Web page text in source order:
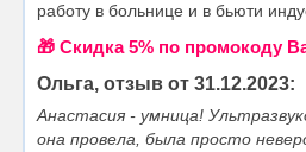
работу в больнице и в бьюти
🎁 Cкидка 5% по промокоду
Ольга, отзыв от 31.12.2023:
Анастасия - умница!
она провела, была просто